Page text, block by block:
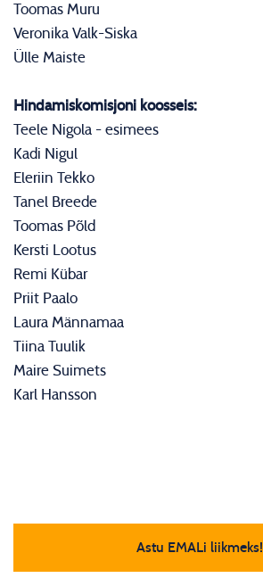
Toomas Muru
Veronika Valk-Siska
Ülle Maiste
Hindamiskomisjoni koosseis:
Teele Nigola - esimees
Kadi Nigul
Eleriin Tekko
Tanel Breede
Toomas Põld
Kersti Lootus
Remi Kübar
Priit Paalo
Laura Männamaa
Tiina Tuulik
Maire Suimets
Karl Hansson
Astu EMALi liikmeks!